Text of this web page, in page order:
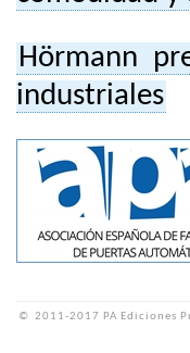
Hörmann
industriales
© 2011-2017 PA Ediciones